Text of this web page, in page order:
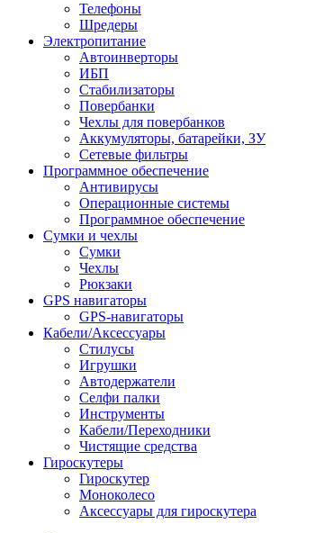
Телефоны
Шредеры
Электропитание
Автоинверторы
ИБП
Стабилизаторы
Повербанки
Чехлы для повербанков
Аккумуляторы, батарейки, ЗУ
Сетевые фильтры
Программное обеспечение
Антивирусы
Операционные системы
Программное обеспечение
Сумки и чехлы
Сумки
Чехлы
Рюкзаки
GPS навигаторы
GPS-навигаторы
Кабели/Аксессуары
Стилусы
Игрушки
Автодержатели
Селфи палки
Инструменты
Кабели/Переходники
Чистящие средства
Гироскутеры
Гироскутер
Моноколесо
Аксессуары для гироскутера